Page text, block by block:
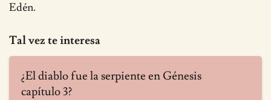
Edén.
Tal vez te interesa
¿El diablo fue la serpiente en Génesis
capítulo 3?